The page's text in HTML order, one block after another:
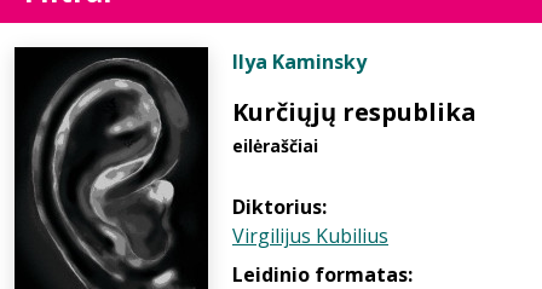
Ilya Kaminsky
Kurčiųjų respublika
eilėraščiai
Diktorius:
Virgilijus Kubilius
Leidinio formatas: